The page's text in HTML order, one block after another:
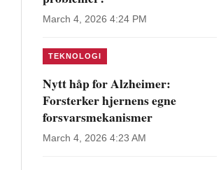
March 4, 2026 4:24 PM
TEKNOLOGI
Nytt håp for Alzheimer:
Forsterker hjernens egne
forsvarsmekanismer
March 4, 2026 4:23 AM